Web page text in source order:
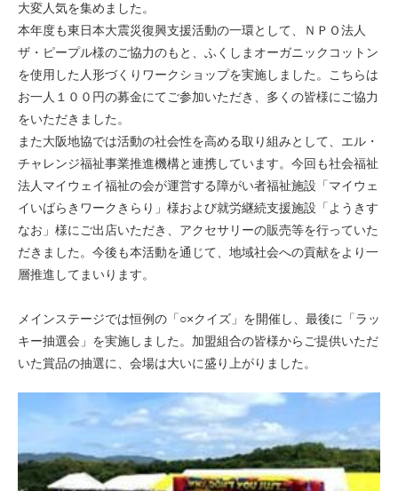
大変人気を集めました。
本年度も東日本大震災復興支援活動の一環として、ＮＰＯ法人
ザ・ピープル様のご協力のもと、ふくしまオーガニックコットン
を使用した人形づくりワークショップを実施しました。こちらは
お一人１００円の募金にてご参加いただき、多くの皆様にご協力
をいただきました。
また大阪地協では活動の社会性を高める取り組みとして、エル・
チャレンジ福祉事業推進機構と連携しています。今回も社会福祉
法人マイウェイ福祉の会が運営する障がい者福祉施設「マイウェ
イいばらきワークきらり」様および就労継続支援施設「ようきす
なお」様にご出店いただき、アクセサリーの販売等を行っていた
だきました。今後も本活動を通じて、地域社会への貢献をより一
層推進してまいります。
メインステージでは恒例の「○×クイズ」を開催し、最後に「ラッ
キー抽選会」を実施しました。加盟組合の皆様からご提供いただ
いた賞品の抽選に、会場は大いに盛り上がりました。